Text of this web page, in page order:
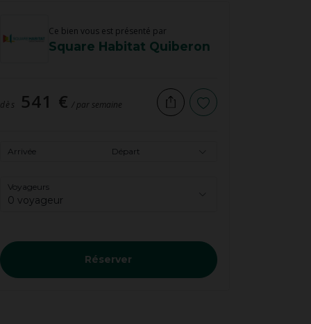
Ce bien vous est présenté par
Square Habitat Quiberon
dès 541 € / par semaine
Arrivée Départ
Voyageurs
0 voyageur
Réserver